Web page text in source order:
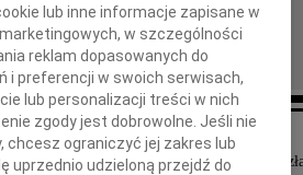
1 sierpnia 2011 roku w wieku 85 lat
lub inne informacje zapisane w
w szczególności
reklam dopasowanych do
i preferencji w swoich serwisach,
lub personalizacji treści w nich
zgody jest dobrowolne. Jeśli nie
chcesz ograniczyć jej zakres lub
uprzednio udzieloną przejdź do